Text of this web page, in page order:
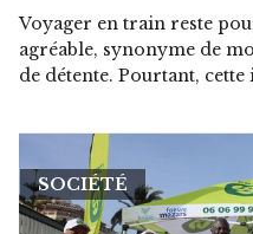
Voyager en train reste
agréable, synonyme de
de détente. Pourtant,
SOCIÉTÉ